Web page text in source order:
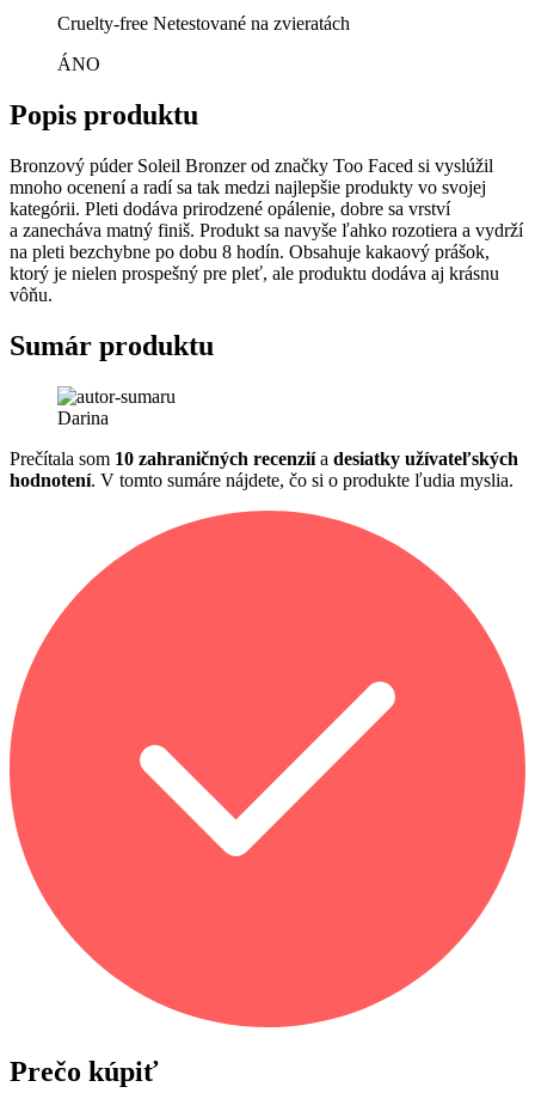
Cruelty-free Netestované na zvieratách
ÁNO
Popis produktu
Bronzový púder Soleil Bronzer od značky Too Faced si vyslúžil
mnoho ocenení a radí sa tak medzi najlepšie produkty vo svojej
kategórii. Pleti dodáva prirodzené opálenie, dobre sa vrství
a zanecháva matný finiš. Produkt sa navyše ľahko rozotiera a vydrží
na pleti bezchybne po dobu 8 hodín. Obsahuje kakaový prášok,
ktorý je nielen prospešný pre pleť, ale produktu dodáva aj krásnu
vôňu.
Sumár produktu
Darina
Prečítala som 10 zahraničných recenziía desiatky užívateľských
hodnotení. V tomto sumáre nájdete, čo si o produkte ľudia myslia.
Prečo kúpiť